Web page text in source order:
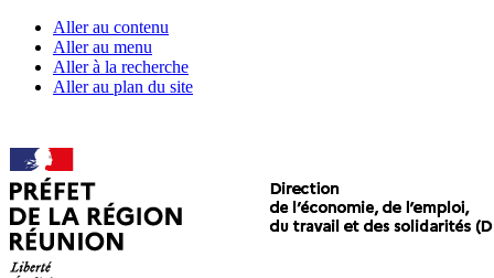
Aller au contenu
Aller au menu
Aller à la recherche
Aller au plan du site